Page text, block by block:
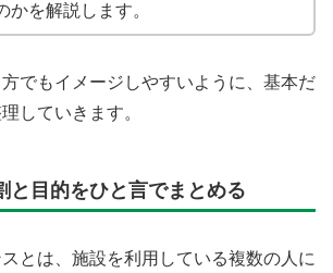
かを解説します。
でもイメージしやすいように、基本だ
していきます。
と目的をひと言でまとめる
とは、施設を利用している複数の人に